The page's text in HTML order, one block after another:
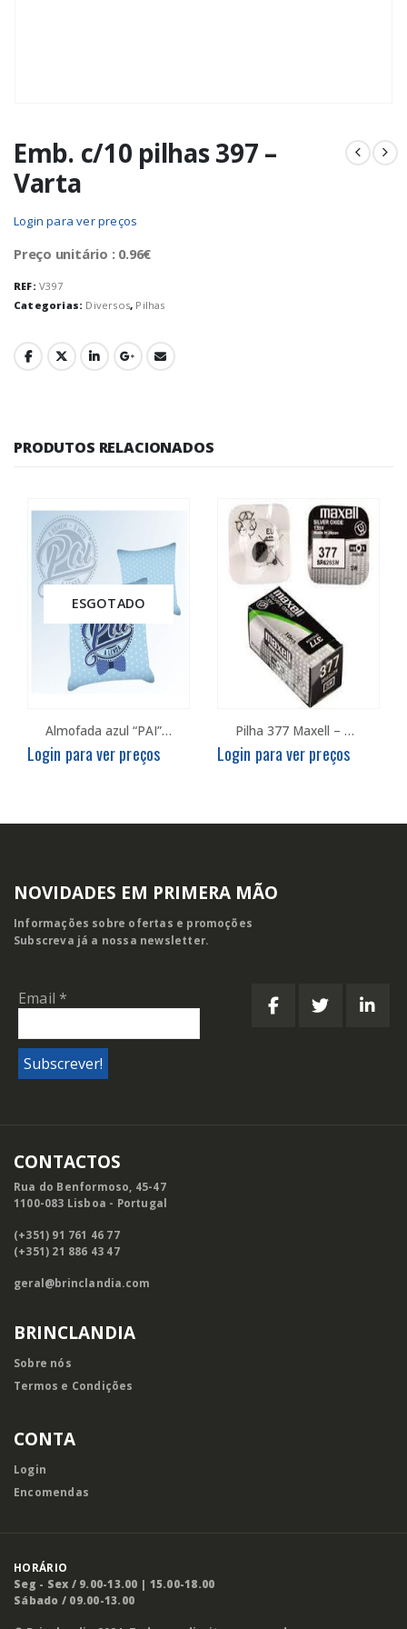
Emb. c/10 pilhas 397 –
Varta
Login para ver preços
Preço unitário : 0.96€
REF: V397
Categorias: Diversos, Pilhas
PRODUTOS RELACIONADOS
ESGOTADO
Almofada azul “PAI” 40x40cm
Login para ver preços
Pilha 377 Maxell – Cx. c/10
Login para ver preços
NOVIDADES EM PRIMERA MÃO
Informações sobre ofertas e promoções
Subscreva já a nossa newsletter.
Email *
CONTACTOS
Rua do Benformoso, 45-47
1100-083 Lisboa - Portugal
(+351) 91 761 46 77
(+351) 21 886 43 47
geral@brinclandia.com
BRINCLANDIA
Sobre nós
Termos e Condições
CONTA
Login
Encomendas
HORÁRIO
Seg - Sex / 9.00-13.00 | 15.00-18.00
Sábado / 09.00-13.00